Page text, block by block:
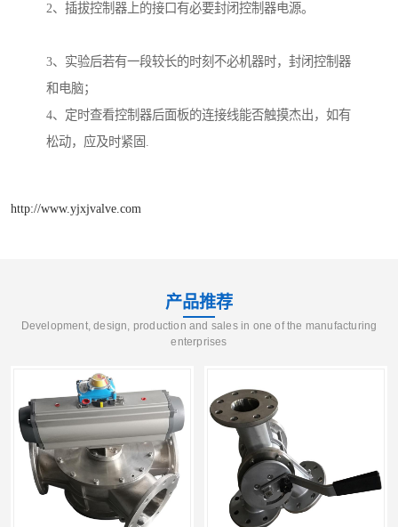
2、插拔控制器上的接口有必要封闭控制器电源。
3、实验后若有一段较长的时刻不必机器时，封闭控制器
和电脑；
4、定时查看控制器后面板的连接线能否触摸杰出，如有
松动，应及时紧固.
http://www.yjxjvalve.com
产品推荐
Development, design, production and sales in one of the manufacturing
enterprises